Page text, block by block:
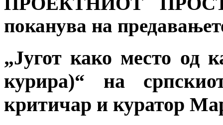
поканува на
„Југот како место од
курира)“ на
критичар и куратор